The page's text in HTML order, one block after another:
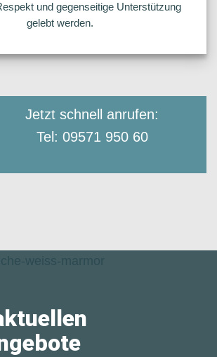
und gegenseitige Unterstützung
gelebt werden.
Jetzt schnell anrufen:
Tel: 09571 950 60